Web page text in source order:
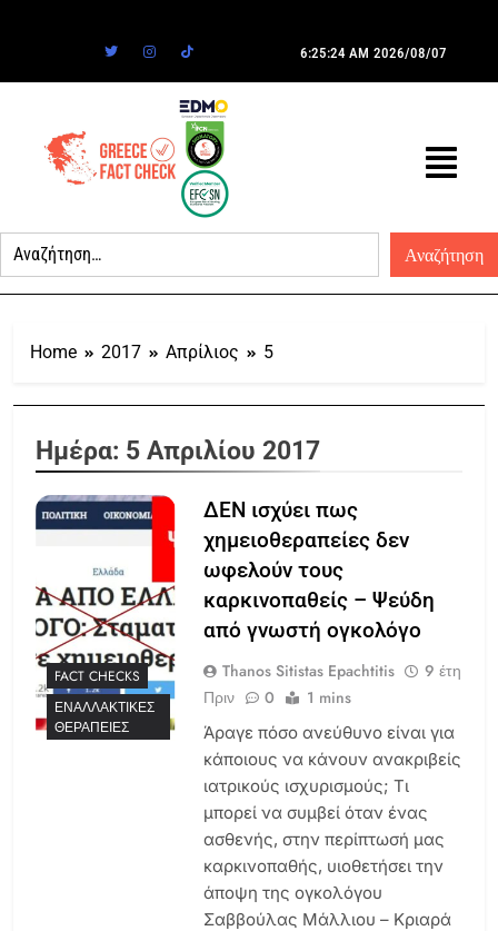
6:25:24 AM 2026/08/07
Home 2017 Απρίλιος 5
Ημέρα: 5 Απριλίου 2017
FACT CHECKS
ΕΝΑΛΛΑΚΤΙΚΈΣ
ΘΕΡΑΠΕΊΕΣ
ΔΕΝ ισχύει πως
χημειοθεραπείες δεν
ωφελούν τους
καρκινοπαθείς – Ψεύδη
από γνωστή ογκολόγο
Thanos Sitistas Epachtitis
9 έτη
Πριν
0 1 mins
Άραγε πόσο ανεύθυνο είναι για
κάποιους να κάνουν ανακριβείς
ιατρικούς ισχυρισμούς; Τι
μπορεί να συμβεί όταν ένας
ασθενής, στην περίπτωσή μας
καρκινοπαθής, υιοθετήσει την
άποψη της ογκολόγου
Σαββούλας Μάλλιου – Κριαρά